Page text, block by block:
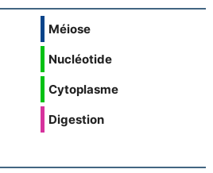
Méiose
Nucléotide
Cytoplasme
Digestion